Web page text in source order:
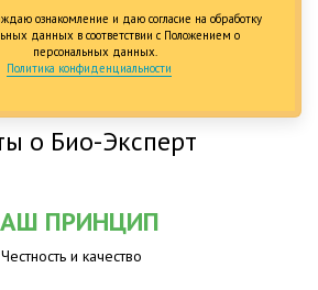
ознакомление и даю согласие на обработку
данных в соответствии с Положением о
персональных данных.
Политика конфиденциальности
о Био-Эксперт
ПРИНЦИП
Честность и качество